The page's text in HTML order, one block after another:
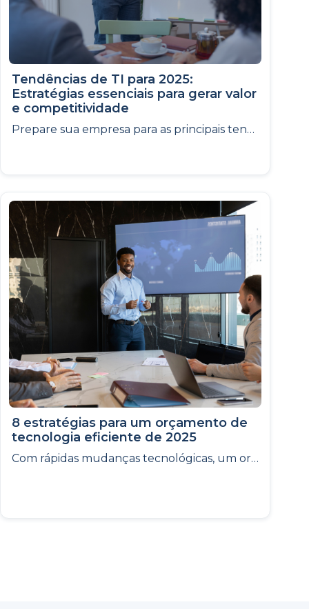
Tendências de TI para 2025:
Estratégias essenciais para gerar valor
e competitividade
Prepare sua empresa para as principais tendências tecnológicas do mercado em 2025, gerando inovação, eficiência e vantagem competitiva!
8 estratégias para um orçamento de
tecnologia eficiente de 2025
Com rápidas mudanças tecnológicas, um orçamento de TI eficiente em 2025 é essencial para alinhar investimentos à inovação e competitividade.